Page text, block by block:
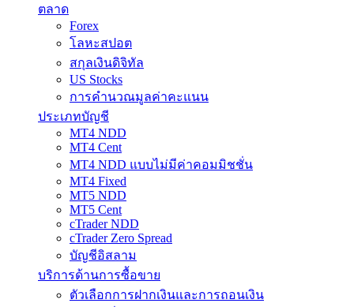
ตลาด
Forex
โลหะสปอต
สกุลเงินดิจิทัล
US Stocks
การคำนวณมูลค่าคะแนน
ประเภทบัญชี
MT4 NDD
MT4 Cent
MT4 NDD แบบไม่มีค่าคอมมิชชั่น
MT4 Fixed
MT5 NDD
MT5 Cent
cTrader NDD
cTrader Zero Spread
บัญชีอิสลาม
บริการด้านการซื้อขาย
ตัวเลือกการฝากเงินและการถอนเงิน